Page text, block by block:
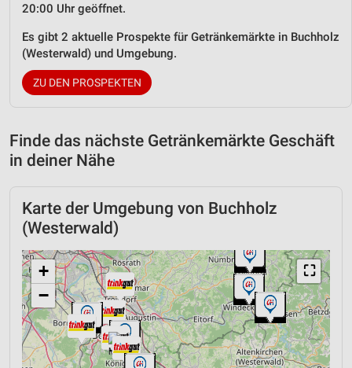
20:00 Uhr geöffnet.
Es gibt 2 aktuelle Prospekte für Getränkemärkte in Buchholz
(Westerwald) und Umgebung.
ZU DEN PROSPEKTEN
Finde das nächste Getränkemärkte Geschäft
in deiner Nähe
Karte der Umgebung von Buchholz
(Westerwald)
⛶
+
−